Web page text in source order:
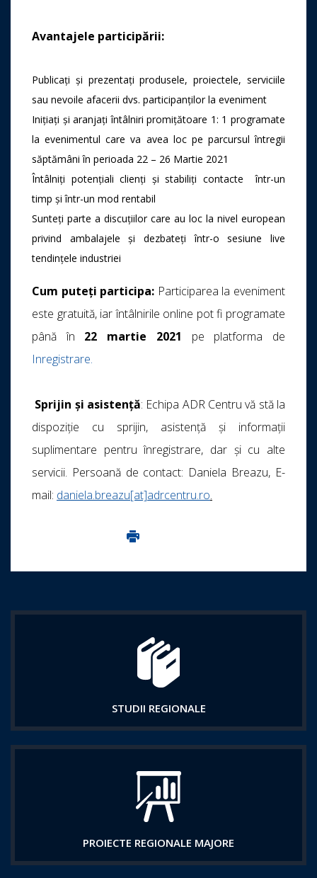
Avantajele participării:
Publicați și prezentați produsele, proiectele, serviciile
sau nevoile afacerii dvs. participanților la eveniment
Inițiați și aranjați întâlniri promițătoare 1: 1 programate
la evenimentul care va avea loc pe parcursul întregii
săptămâni în perioada 22 – 26 Martie 2021
Întâlniți potențiali clienți și stabiliți contacte într-un
timp și într-un mod rentabil
Sunteți parte a discuțiilor care au loc la nivel european
privind ambalajele și dezbateți într-o sesiune live
tendințele industriei
Cum puteți participa: Participarea la eveniment
este gratuită, iar întâlnirile online pot fi programate
până în 22 martie 2021 pe platforma de
Inregistrare.
Sprijin și asistență: Echipa ADR Centru vă stă la
dispoziție cu sprijin, asistenţă și informaţii
suplimentare pentru înregistrare, dar și cu alte
servicii. Persoană de contact: Daniela Breazu, E-
mail: daniela.breazu[at]adrcentru.ro.
Imprima aceasta pagina
STUDII REGIONALE
PROIECTE REGIONALE MAJORE